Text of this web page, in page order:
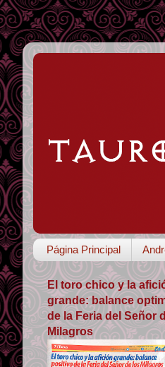
Página Principal
El toro chico y la
grande: balance
de la Feria del Señor
Milagros